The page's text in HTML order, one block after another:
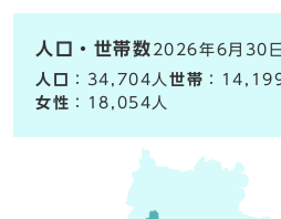
人口・世帯数 2026年6月30
人口
：34,704人世帯 ：
女性 ：18,054人